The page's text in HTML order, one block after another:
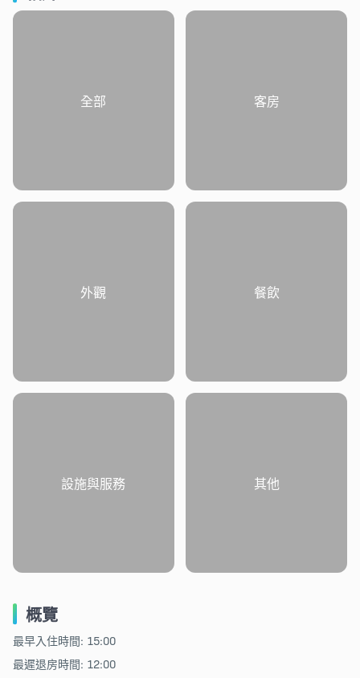
全部 客房
外觀 餐飲
設施與服務 其他
概覽
最早入住時間: 15:00
最遲退房時間: 12:00